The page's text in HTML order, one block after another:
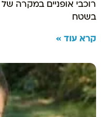
רוכבי אופניים במקרה של
בשטח
קרא עוד »